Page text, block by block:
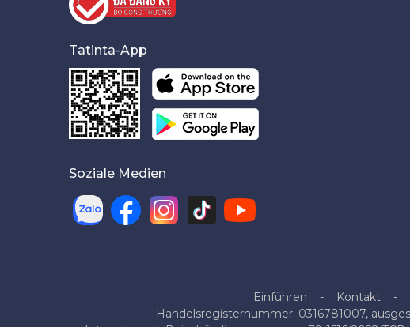
Tatinta-App
Soziale Medien
Einführen Kontakt
Handelsregisternummer: 0316781007,